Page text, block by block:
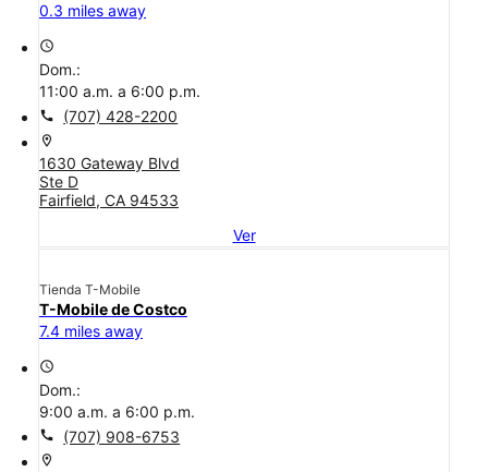
0.3 miles away
access_time
Dom.:
11:00 a.m. a 6:00 p.m.
call (707) 428-2200
location_on
1630 Gateway Blvd
Ste D
Fairfield, CA 94533
Ver
Tienda T-Mobile
T-Mobile de Costco
7.4 miles away
access_time
Dom.:
9:00 a.m. a 6:00 p.m.
call (707) 908-6753
location_on